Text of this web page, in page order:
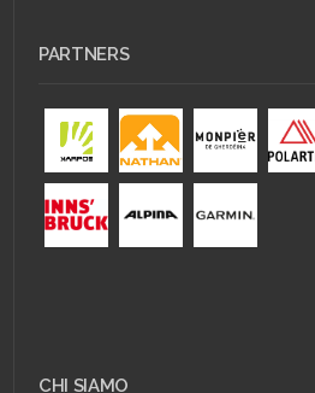
PARTNERS
CHI SIAMO